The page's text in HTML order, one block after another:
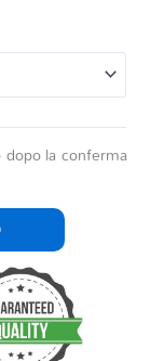
la conferma